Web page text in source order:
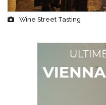
Wine Street Tasting